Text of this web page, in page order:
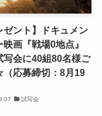
ゼント】ドキュメン
映画『戦場0地点』
写会に40組80名様ご
応募締切：8月19
試写会